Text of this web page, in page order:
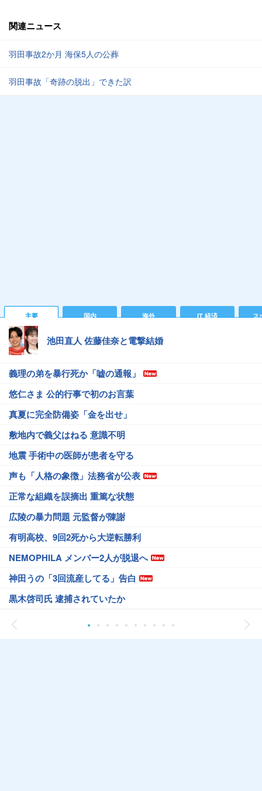
関連ニュース
羽田事故2か月 海保5人の公葬
羽田事故「奇跡の脱出」できた訳
主要 国内 海外 IT 経済 ス
池田直人 佐藤佳奈と電撃結婚
義理の弟を暴行死か「嘘の通報」
悠仁さま 公的行事で初のお言葉
真夏に完全防備姿「金を出せ」
敷地内で義父はねる 意識不明
地震 手術中の医師が患者を守る
声も「人格の象徴」法務省が公表
正常な組織を誤摘出 重篤な状態
広陵の暴力問題 元監督が陳謝
有明高校、9回2死から大逆転勝利
NEMOPHILA メンバー2人が脱退へ
神田うの「3回流産してる」告白
黒木啓司氏 逮捕されていたか